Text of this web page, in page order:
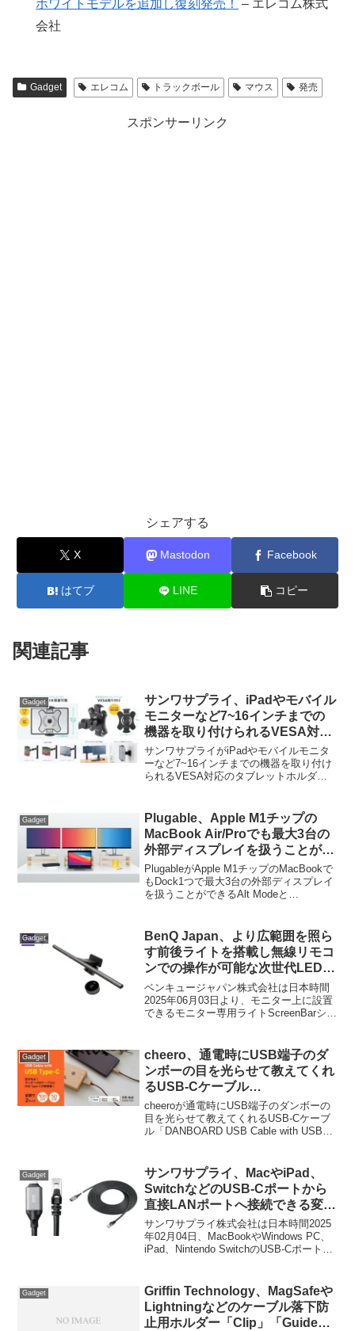
ホワイトモデルを追加し復刻発売！
– エレコム株式
会社
Gadget エレコム トラックボール マウス 発売
スポンサーリンク
シェアする
X Mastodon Facebook
はてブ LINE コピー
関連記事
Gadget
サンワサプライ、iPadやモバイル
モニターなど7~16インチまでの
機器を取り付けられるVESA対応
のタブレットホルダー「100-
MR206」を発売。
サンワサプライがiPadやモバイルモニタ
ーなど7~16インチまでの機器を取り付け
られるVESA対応のタブレットホルダー
Gadget
Plugable、Apple M1チップの
MacBook Air/Proでも最大3台の
外部ディスプレイを扱うことがで
きるAlt ModeとDisplayLink対応
ポートを搭載した「USB-C Triple
Display Dock」を紹介。
PlugableがApple M1チップのMacBookで
もDock1つで最大3台の外部ディスプレイ
を扱うことができるAlt Modeと
Gadget
BenQ Japan、より広範囲を照ら
す前後ライトを搭載し無線リモコ
ンでの操作が可能な次世代LEDモ
ニターライト「ScreenBar®
Halo 2」を6月3日より発売。
ベンキュージャパン株式会社は日本時間
2025年06月03日より、モニター上に設置
できるモニター専用ライトScreenBarシリ
イト「ScreenBar® Halo 2」の販売を開始
すると発表しています。
Gadget
cheero、通電時にUSB端子のダ
ンボーの目を光らせて教えてくれ
るUSB-Cケーブル
「DANBOARD USB Cable with
USB Type-C」を発売。
cheeroが通電時にUSB端子のダンボーの
目を光らせて教えてくれるUSB-Cケーブ
ル「DANBOARD USB Cable with USB
Gadget
サンワサプライ、MacやiPad、
SwitchなどのUSB-Cポートから
直接LANポートへ接続できる変換
ケーブル「500-LAN6KC」シリー
ズを発売。
サンワサプライ株式会社は日本時間2025
年02月04日、MacBookやWindows PC、
iPad、Nintendo SwitchのUSB-Cポートか
LAN6KC05 (5m)」シリーズを新たに発売
しています。
Gadget
Griffin Technology、MagSafeや
Lightningなどのケーブル落下防
止用ホルダー「Clip」「Guide」